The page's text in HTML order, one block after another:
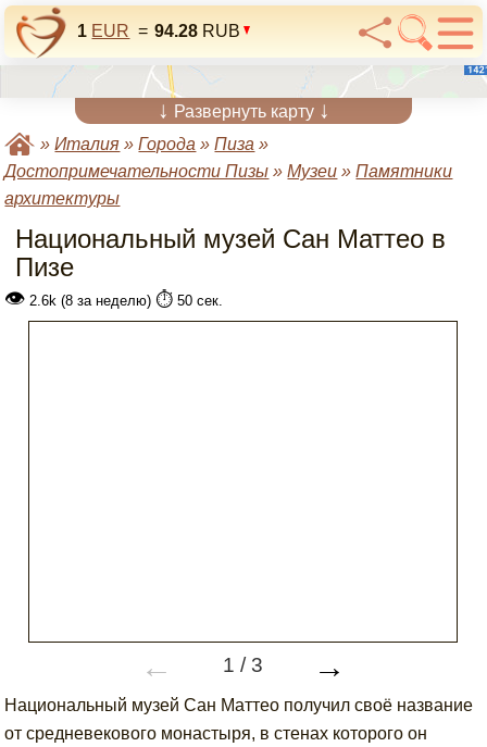
1 EUR = 94.28 RUB
↓ Развернуть карту ↓
»Италия »Города »Пиза »
Достопримечательности Пизы »Музеи »Памятники
архитектуры
Национальный музей Сан Маттео в
Пизе
👁 2.6k (8 за неделю) ⏱️ 50 сек.
← 1 /3 →
Национальный музей Сан Маттео получил своё название
от средневекового монастыря, в стенах которого он